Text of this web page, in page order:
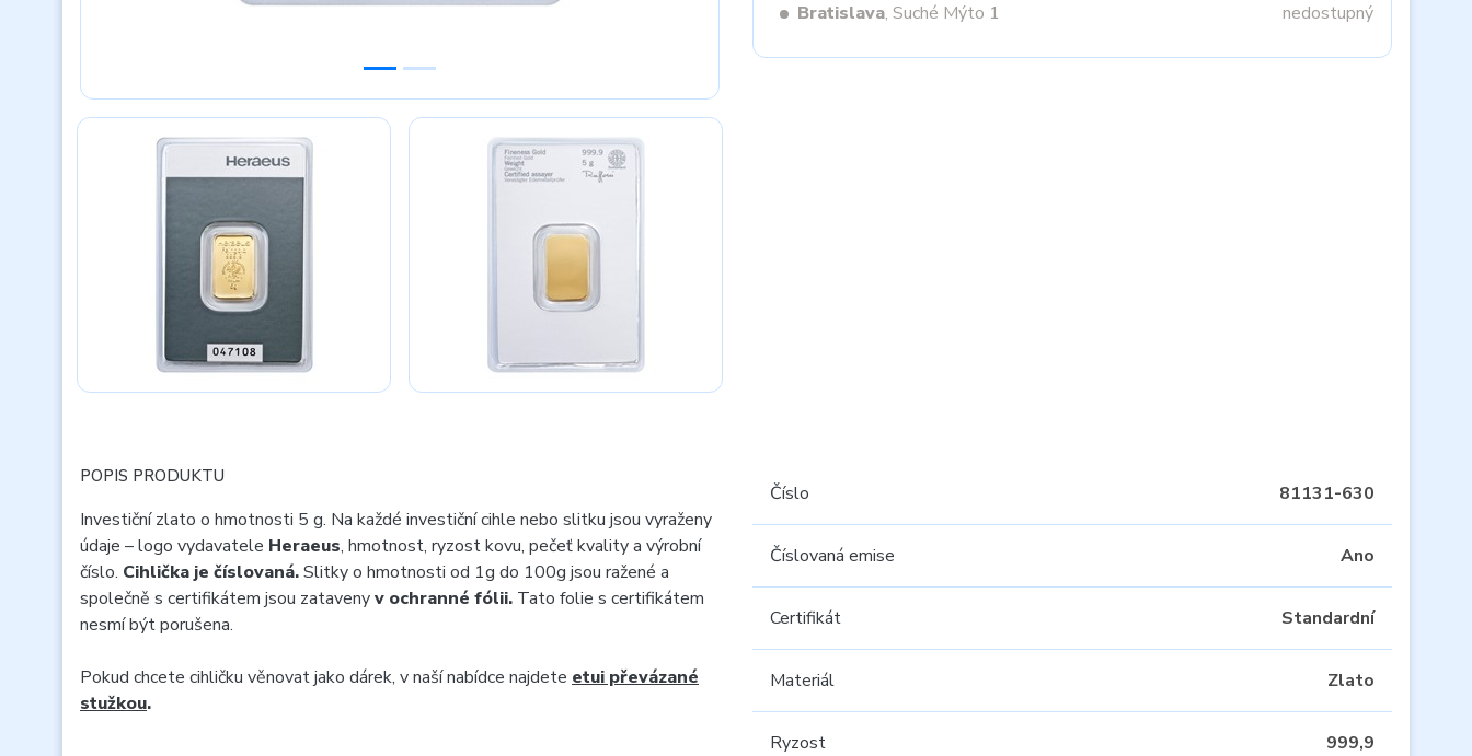
Bratislava, Suché Mýto 1 nedostupný
POPIS PRODUKTU
Investiční zlato o hmotnosti 5 g. Na každé investiční cihle nebo slitku jsou vyraženy
údaje – logo vydavatele Heraeus, hmotnost, ryzost kovu, pečeť kvality a výrobní
číslo. Cihlička je číslovaná.Slitky o hmotnosti od 1g do 100g jsou ražené a
společně s certifikátem jsou zatavenyv ochranné fólii. Tato folie s certifikátem
nesmí být porušena.
Pokud chcete cihličku věnovat jako dárek, v naší nabídce najdete etui převázané
stužkou.
Číslo 81131-630
Číslovaná emise Ano
Certifikát Standardní
Materiál Zlato
Ryzost 999,9